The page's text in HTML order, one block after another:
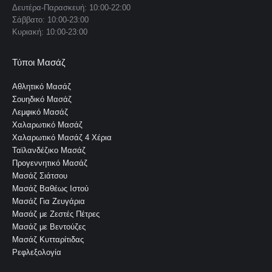
windowwindowwindowwindowwindow
Δευτέρα-Παρασκευή: 10:00-22:00
Σάββατο: 10:00-23:00
Κυριακή: 10:00-23:00
Τύποι Μασάζ
Αθλητικό Μασάζ
Σουηδικό Μασάζ
Λεμφικό Μασάζ
Χαλαρωτικό Μασάζ
Χαλαρωτικό Μασάζ 4 Χέρια
Ταϊλανδέζικο Μασάζ
Προγεννητικό Μασάζ
Μασάζ Σιάτσου
Μασάζ Βαθέως Ιστού
Μασάζ Για Ζευγάρια
Μασάζ με Ζεστές Πέτρες
Μασάζ με Βεντούζες
Μασάζ Κυτταρίτιδας
Ρεφλεξολογία